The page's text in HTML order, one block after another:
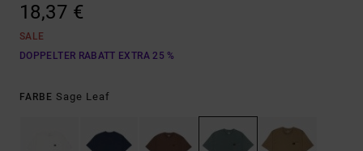
18,37 €
SALE
DOPPELTER RABATT EXTRA 25 %
FARBE Sage Leaf